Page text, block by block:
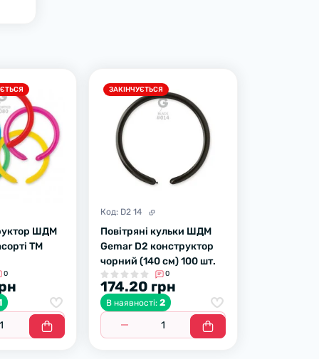
ШДМ
ТМ
0
ЗАКІНЧУЄТЬСЯ
Код: D2 14
Повітряні кульки ШДМ
Gemar D2 конструктор
чорний (140 см) 100 шт.
0
174.20 грн
В наявності: 2